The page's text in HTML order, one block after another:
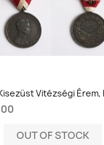
Vitézségi Érem,
OUT OF STOCK